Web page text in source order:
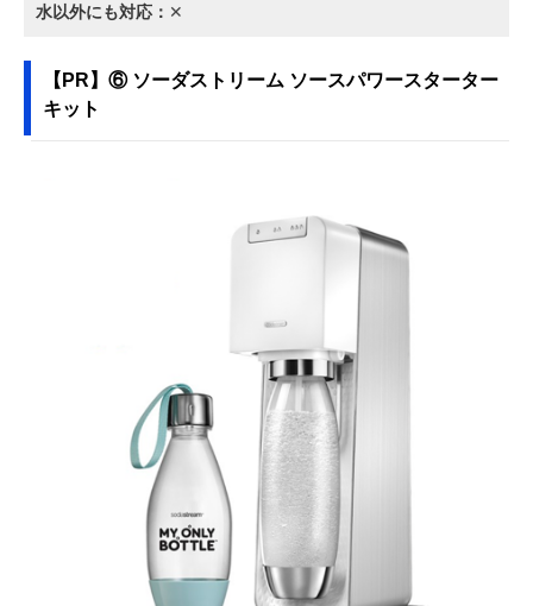
水以外にも対応： ✕
【PR】⑥ ソーダストリーム ソースパワースターター
キット